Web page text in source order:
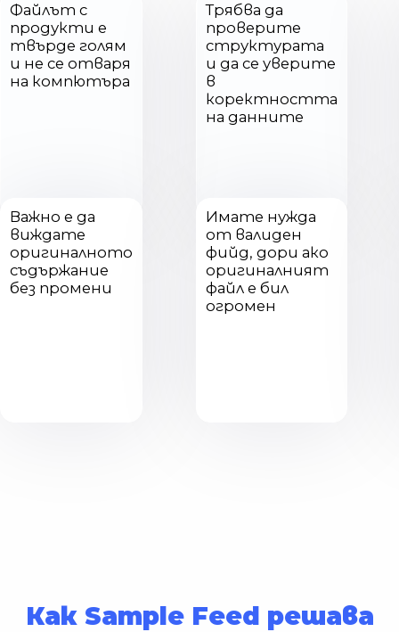
Файлът с
продукти е
твърде голям
и не се отваря
на компютъра
Трябва да
проверите
структурата
и да се уверите
в
коректността
на данните
Важно е да
виждате
оригиналното
съдържание
без промени
Имате нужда
от валиден
фийд, дори ако
оригиналният
файл е бил
огромен
Как Sample Feed решава